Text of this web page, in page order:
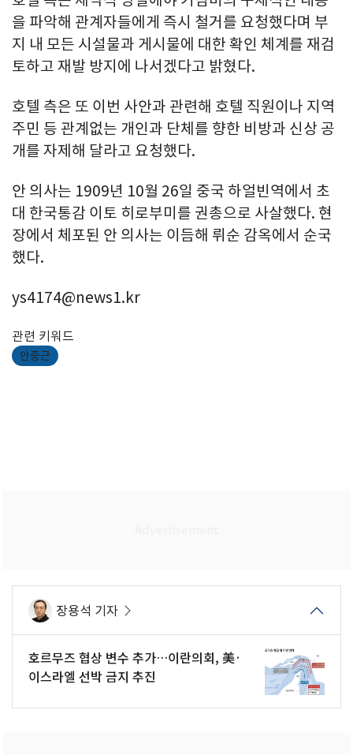
을 파악해 관계자들에게 즉시 철거를 요청했다며 부
지 내 모든 시설물과 게시물에 대한 확인 체계를 재검
토하고 재발 방지에 나서겠다고 밝혔다.
호텔 측은 또 이번 사안과 관련해 호텔 직원이나 지역
주민 등 관계없는 개인과 단체를 향한 비방과 신상 공
개를 자제해 달라고 요청했다.
안 의사는 1909년 10월 26일 중국 하얼빈역에서 초
대 한국통감 이토 히로부미를 권총으로 사살했다. 현
장에서 체포된 안 의사는 이듬해 뤼순 감옥에서 순국
했다.
ys4174@news1.kr
관련 키워드
안중근
장용석 기자
호르무즈 협상 변수 추가…이란의회, 美·
이스라엘 선박 금지 추진